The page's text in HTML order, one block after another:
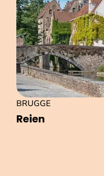
Reien
BRUGGE